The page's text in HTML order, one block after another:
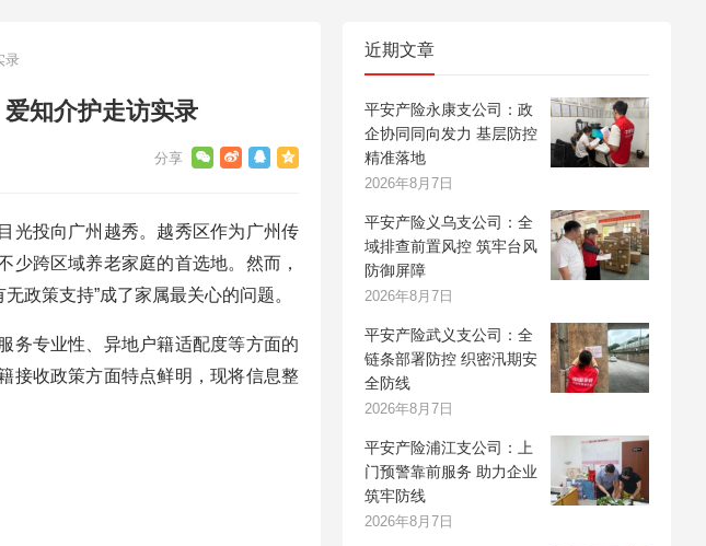
录
知介护走访实录
光投向广州越秀。越秀区作为广州传
少跨区域养老家庭的首选地。然而，
政策支持”成了家属最关心的问题。
务专业性、异地户籍适配度等方面的
接收政策方面特点鲜明，现将信息整
近期文章
平安产险永康支公司：政
企协同同向发力 基层防控
精准落地
2026年8月7日
平安产险义乌支公司：全
域排查前置风控 筑牢台风
防御屏障
2026年8月7日
平安产险武义支公司：全
链条部署防控 织密汛期安
全防线
2026年8月7日
平安产险浦江支公司：上
门预警靠前服务 助力企业
筑牢防线
2026年8月7日